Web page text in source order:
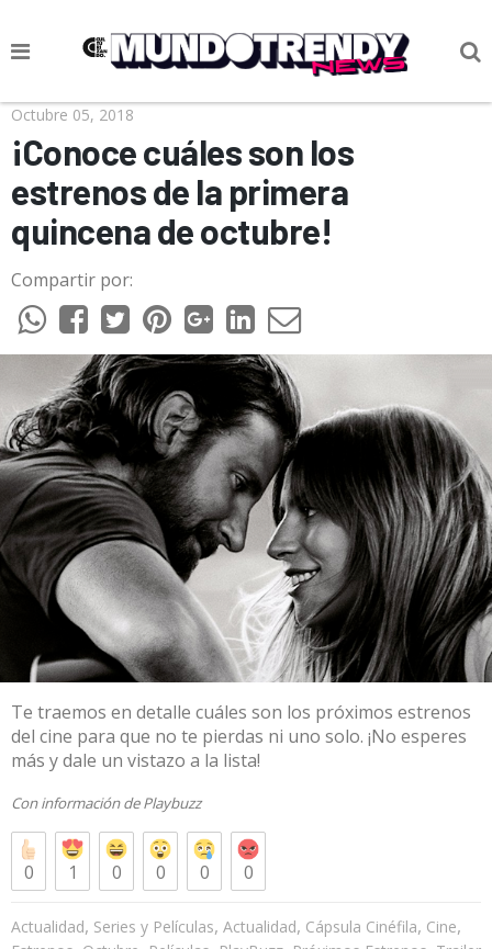
NOTICIAS
CULTURA POP
CIENCIA Y TECNOLOGÍA
VIDA
SOCIEDAD
CULTURIZANDO.COM
Octubre 05, 2018
¡Conoce cuáles son los
estrenos de la primera
quincena de octubre!
Compartir por:
Te traemos en detalle cuáles son los próximos estrenos
del cine para que no te pierdas ni uno solo. ¡No esperes
más y dale un vistazo a la lista!
Con información dePlaybuzz
0 1 0 0 0 0
Actualidad, Series y Películas, Actualidad, Cápsula Cinéfila, Cine,